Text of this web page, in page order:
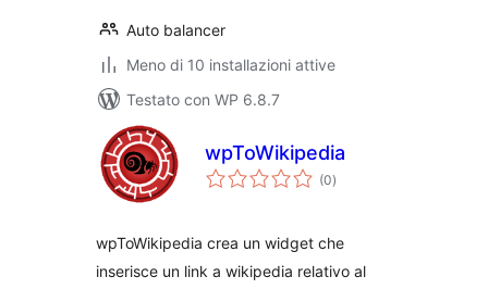
Auto balancer
Meno di 10 installazioni attive
Testato con WP 6.8.7
wpToWikipedia
(0valutazioni
totali
)
wpToWikipedia crea un widget che
inserisce un link a wikipedia relativo al